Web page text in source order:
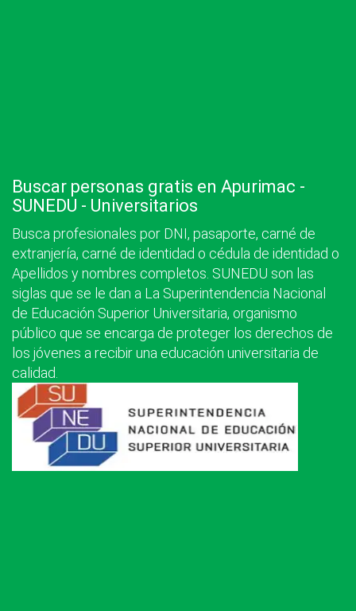
Buscar personas gratis en Apurimac -
SUNEDU - Universitarios
Busca profesionales por DNI, pasaporte, carné de
extranjería, carné de identidad o cédula de identidad o
Apellidos y nombres completos. SUNEDU son las
siglas que se le dan a La Superintendencia Nacional
de Educación Superior Universitaria, organismo
público que se encarga de proteger los derechos de
los jóvenes a recibir una educación universitaria de
calidad.